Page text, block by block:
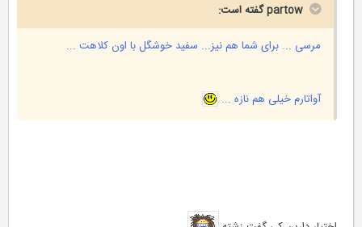
partow گفته است:
مرسی ... برای شما هم نیز... سفید خوشگل با اون کلاهت ...
آواتارم خیلی هم نازه ...